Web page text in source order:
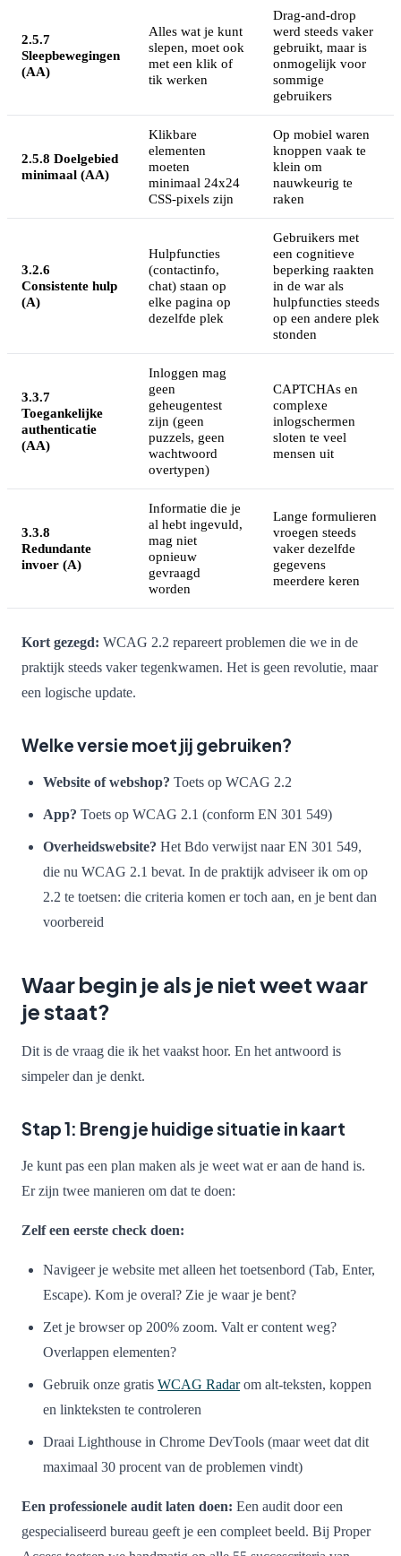
2.5.7
Sleepbewegingen
(AA)
Alles wat je kunt
slepen, moet ook
met een klik of
tik werken
Drag-and-drop
werd steeds vaker
gebruikt, maar is
onmogelijk voor
sommige
gebruikers
2.5.8 Doelgebied
minimaal (AA)
Klikbare
elementen
moeten
minimaal 24x24
CSS-pixels zijn
Op mobiel waren
knoppen vaak te
klein om
nauwkeurig te
raken
3.2.6
Consistente hulp
(A)
Hulpfuncties
(contactinfo,
chat) staan op
elke pagina op
dezelfde plek
Gebruikers met
een cognitieve
beperking raakten
in de war als
hulpfuncties steeds
op een andere plek
stonden
3.3.7
Toegankelijke
authenticatie
(AA)
Inloggen mag
geen
geheugentest
zijn (geen
puzzels, geen
wachtwoord
overtypen)
CAPTCHAs en
complexe
inlogschermen
sloten te veel
mensen uit
3.3.8
Redundante
invoer (A)
Informatie die je
al hebt ingevuld,
mag niet
opnieuw
gevraagd
worden
Lange formulieren
vroegen steeds
vaker dezelfde
gegevens
meerdere keren
Kort gezegd: WCAG 2.2 repareert problemen die we in de
praktijk steeds vaker tegenkwamen. Het is geen revolutie, maar
een logische update.
Welke versie moet jij gebruiken?
Website of webshop? Toets op WCAG 2.2
App? Toets op WCAG 2.1 (conform EN 301 549)
Overheidswebsite? Het Bdo verwijst naar EN 301 549,
die nu WCAG 2.1 bevat. In de praktijk adviseer ik om op
2.2 te toetsen: die criteria komen er toch aan, en je bent dan
voorbereid
Waar begin je als je niet weet waar
je staat?
Dit is de vraag die ik het vaakst hoor. En het antwoord is
simpeler dan je denkt.
Stap 1: Breng je huidige situatie in kaart
Je kunt pas een plan maken als je weet wat er aan de hand is.
Er zijn twee manieren om dat te doen:
Zelf een eerste check doen:
Navigeer je website met alleen het toetsenbord (Tab, Enter,
Escape). Kom je overal? Zie je waar je bent?
Zet je browser op 200% zoom. Valt er content weg?
Overlappen elementen?
Gebruik onze gratis WCAG Radarom alt-teksten, koppen
en linkteksten te controleren
Draai Lighthouse in Chrome DevTools (maar weet dat dit
maximaal 30 procent van de problemen vindt)
Een professionele audit laten doen: Een audit door een
gespecialiseerd bureau geeft je een compleet beeld. Bij Proper